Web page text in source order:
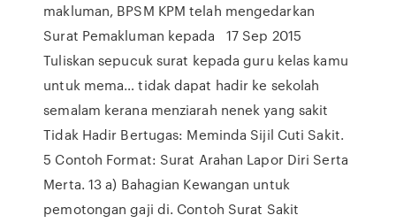
makluman, BPSM KPM telah mengedarkan
Surat Pemakluman kepada 17 Sep 2015
Tuliskan sepucuk surat kepada guru kelas kamu
untuk mema… tidak dapat hadir ke sekolah
semalam kerana menziarah nenek yang sakit
Tidak Hadir Bertugas: Meminda Sijil Cuti Sakit.
5 Contoh Format: Surat Arahan Lapor Diri Serta
Merta. 13 a) Bahagian Kewangan untuk
pemotongan gaji di. Contoh Surat Sakit